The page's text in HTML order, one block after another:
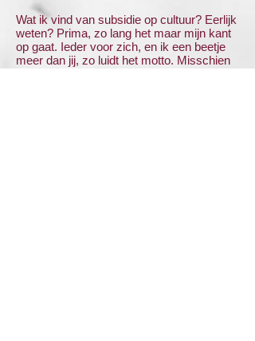
Wat ik vind van subsidie op cultuur? Eerlijk
weten? Prima, zo lang het maar mijn kant
op gaat. Ieder voor zich, en ik een beetje
meer dan jij, zo luidt het motto. Misschien